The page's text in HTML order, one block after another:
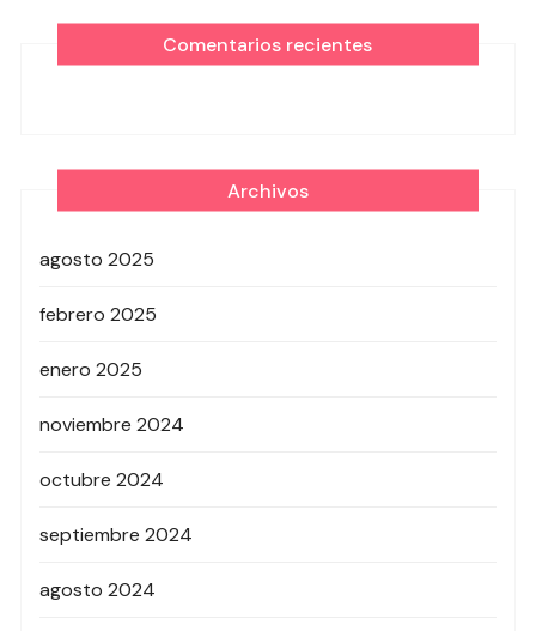
Comentarios recientes
Archivos
agosto 2025
febrero 2025
enero 2025
noviembre 2024
octubre 2024
septiembre 2024
agosto 2024